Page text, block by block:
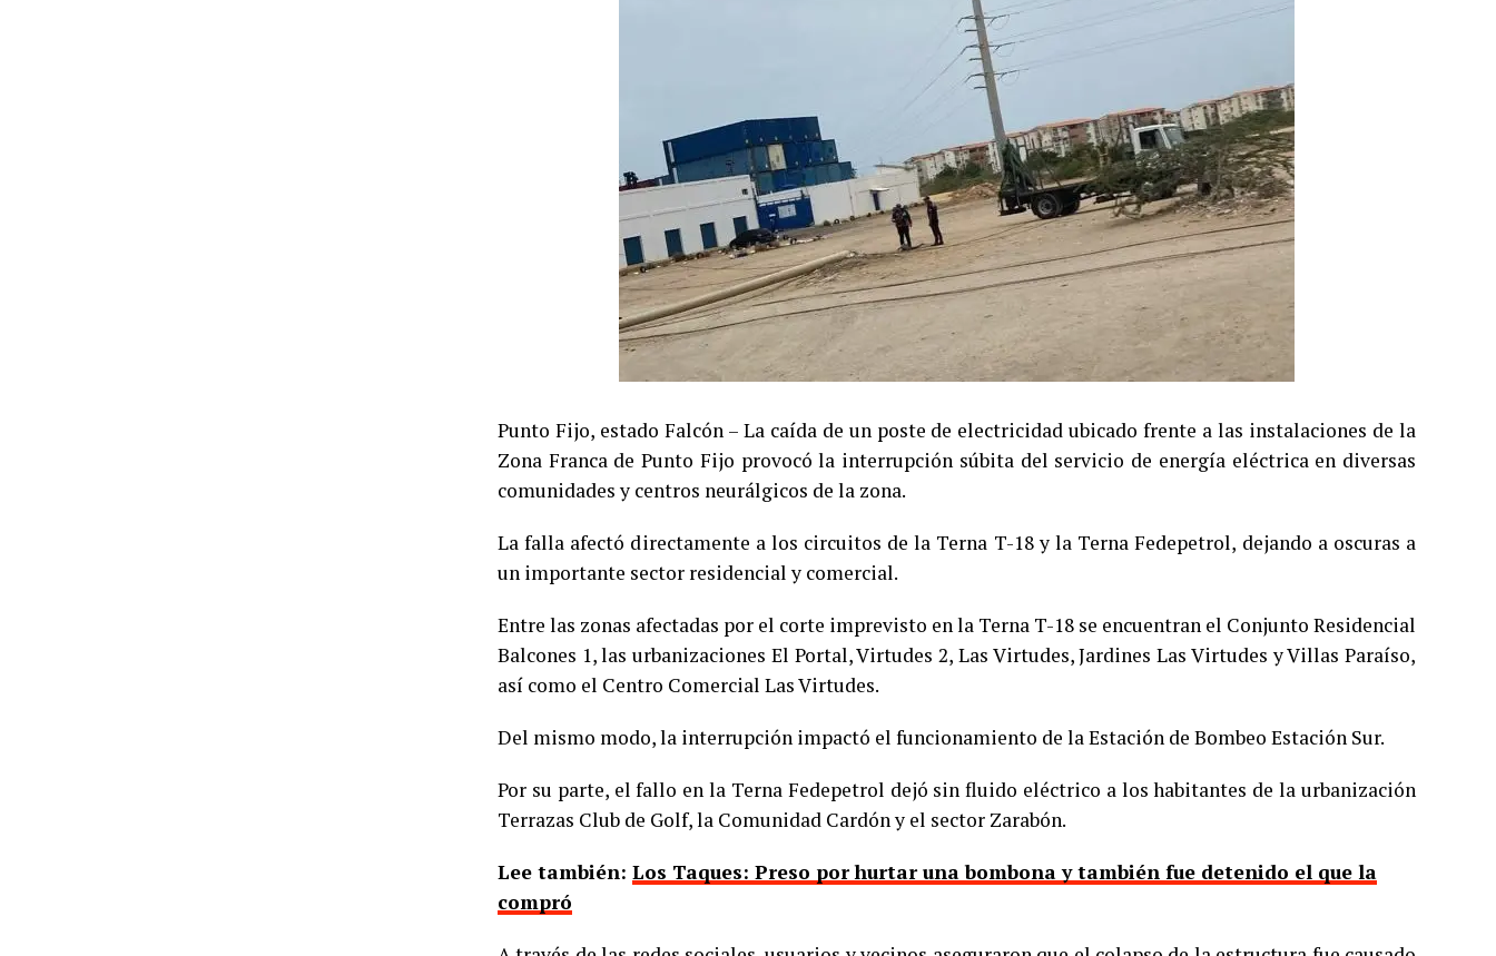
Punto Fijo, estado Falcón – La caída de un poste de electricidad ubicado frente a las instalaciones de la
Zona Franca de Punto Fijo provocó la interrupción súbita del servicio de energía eléctrica en diversas
comunidades y centros neurálgicos de la zona.
La falla afectó directamente a los circuitos de la Terna T-18 y la Terna Fedepetrol, dejando a oscuras a
un importante sector residencial y comercial.
Entre las zonas afectadas por el corte imprevisto en la Terna T-18 se encuentran el Conjunto Residencial
Balcones 1, las urbanizaciones El Portal, Virtudes 2, Las Virtudes, Jardines Las Virtudes y Villas Paraíso,
así como el Centro Comercial Las Virtudes.
Del mismo modo, la interrupción impactó el funcionamiento de la Estación de Bombeo Estación Sur.
Por su parte, el fallo en la Terna Fedepetrol dejó sin fluido eléctrico a los habitantes de la urbanización
Terrazas Club de Golf, la Comunidad Cardón y el sector Zarabón.
Lee también: Los Taques: Preso por hurtar una bombona y también fue detenido el que la
compró